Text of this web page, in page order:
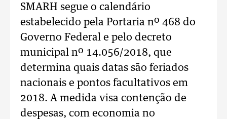
SMARH segue o calendário
estabelecido pela Portaria nº 468 do
Governo Federal e pelo decreto
municipal nº 14.056/2018, que
determina quais datas são feriados
nacionais e pontos facultativos em
2018. A medida visa contenção de
despesas, com economia no